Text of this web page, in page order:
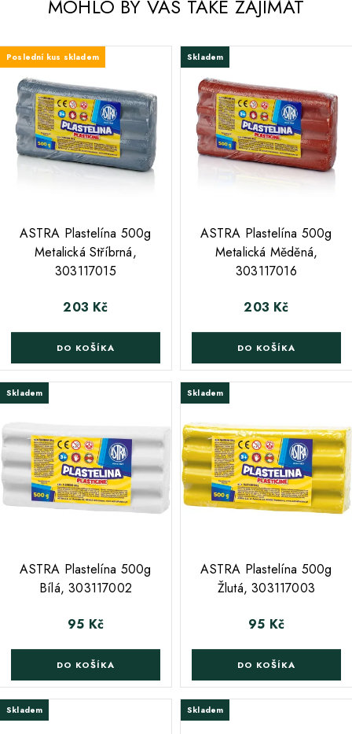
MOHLO BY VÁS TAKÉ ZAJÍMAT
Poslední kus skladem
ASTRA Plastelína 500g
Metalická Stříbrná,
303117015
Cena
203 Kč
DO KOŠÍKA
Skladem
ASTRA Plastelína 500g
Metalická Měděná,
303117016
Cena
203 Kč
DO KOŠÍKA
Skladem
ASTRA Plastelína 500g
Bílá, 303117002
Cena
95 Kč
DO KOŠÍKA
Skladem
ASTRA Plastelína 500g
Žlutá, 303117003
Cena
95 Kč
DO KOŠÍKA
Skladem Skladem